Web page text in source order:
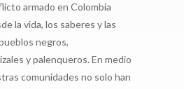
armado en Colombia
la vida, los saberes y las
negros,
y palenqueros. En medio
comunidades no solo han